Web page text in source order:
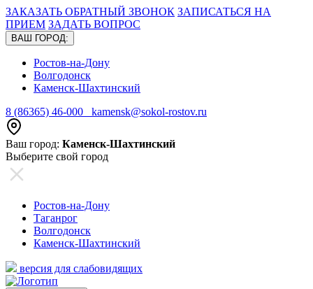
ЗАКАЗАТЬ ОБРАТНЫЙ ЗВОНОК ЗАПИСАТЬСЯ НА
ПРИЕМ ЗАДАТЬ ВОПРОС
ВАШ ГОРОД:
Ростов-на-Дону
Волгодонск
Каменск-Шахтинский
8 (86365) 46-000 kamensk@sokol-rostov.ru
Ваш город: Каменск-Шахтинский
Выберите свой город
Ростов-на-Дону
Таганрог
Волгодонск
Каменск-Шахтинский
версия для слабовидящих